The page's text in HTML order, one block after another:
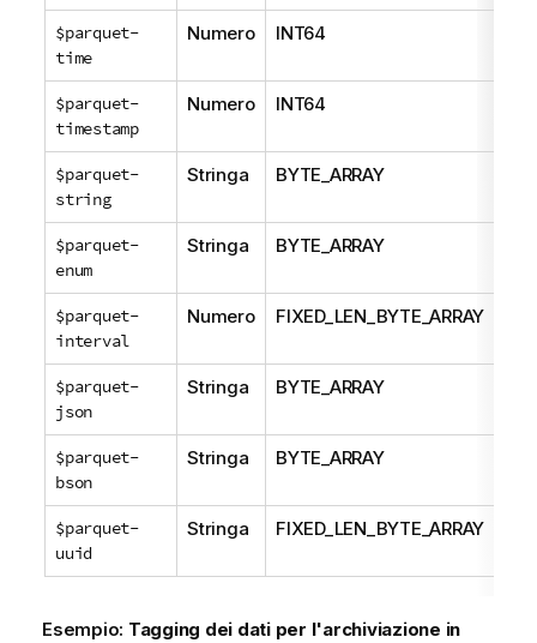
$parquet-
time
Numero INT64
$parquet-
timestamp
Numero INT64
$parquet-
string
Stringa BYTE_ARRAY
$parquet-
enum
Stringa BYTE_ARRAY
$parquet-
interval
Numero FIXED_LEN_BYTE_ARRAY
$parquet-
json
Stringa BYTE_ARRAY
$parquet-
bson
Stringa BYTE_ARRAY
$parquet-
uuid
Stringa FIXED_LEN_BYTE_ARRAY
Esempio: Tagging dei dati per l'archiviazione in